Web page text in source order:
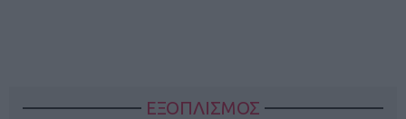
ΕΞΟΠΛΙΣΜΟΣ